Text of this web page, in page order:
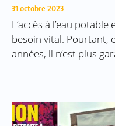
31 octobre 2023
L’accès à l’eau
besoin vital. Pourtant,
années, il n’est plus